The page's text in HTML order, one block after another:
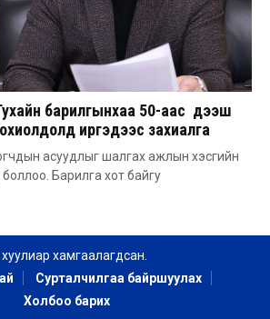
барилгынхаа 50-аас дээш
иргэдээс захиалга
асуудлыг шалгах ажлын хэсгийн
Барилга хот байгу
хамгаалагдсан.
Сурталчилгаа байршуулах
Холбоо барих